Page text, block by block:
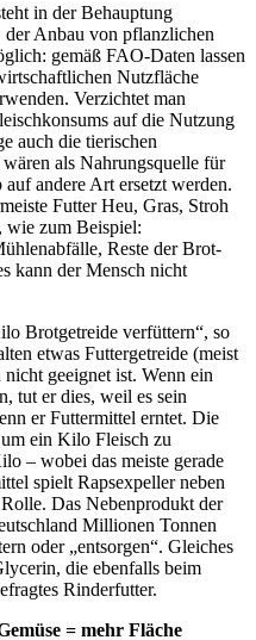
in der Behauptung
Anbau von pflanzlichen
gemäß FAO-Daten lassen
Nutzfläche
Verzichtet man
auf die Nutzung
auch die tierischen
als Nahrungsquelle für
andere Art ersetzt werden.
Futter Heu, Gras, Stroh
wie zum Beispiel:
Reste der Brot-
kann der Mensch nicht
Brotgetreide verfüttern“, so
etwas Futtergetreide (meist
geeignet ist. Wenn ein
tut er dies, weil es sein
er Futtermittel erntet. Die
ein Kilo Fleisch zu
– wobei das meiste gerade
spielt Rapsexpeller neben
Das Nebenprodukt der
Millionen Tonnen
oder „entsorgen“. Gleiches
die ebenfalls beim
Rinderfutter.
= mehr Fläche